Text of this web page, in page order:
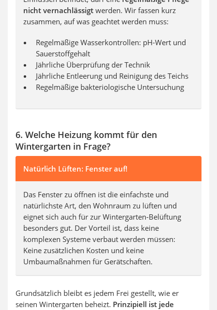
nicht vernachlässigt werden. Wir fassen kurz
zusammen, auf was geachtet werden muss:
Regelmäßige Wasserkontrollen: pH-Wert und
Sauerstoffgehalt
Jährliche Überprüfung der Technik
Jährliche Entleerung und Reinigung des Teichs
Regelmäßige bakteriologische Untersuchung
6. Welche Heizung kommt für den
Wintergarten in Frage?
Natürlich Lüften: Fenster auf!
Das Fenster zu öffnen ist die einfachste und
natürlichste Art, den Wohnraum zu lüften und
eignet sich auch für zur Wintergarten-Belüftung
besonders gut. Der Vorteil ist, dass keine
komplexen Systeme verbaut werden müssen:
Keine zusätzlichen Kosten und keine
Umbaumaßnahmen für Gerätschaften.
Grundsätzlich bleibt es jedem Frei gestellt, wie er
seinen Wintergarten beheizt. Prinzipiell ist jede